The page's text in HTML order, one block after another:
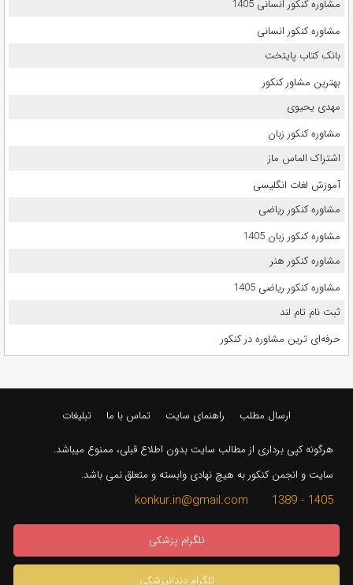
مشاوره کنکور انسانی 1405
مشاوره کنکور انسانی
بانک کتاب پایتخت
بهترین مشاور کنکور
مهدی یحیوی
مشاوره کنکور زبان
اشتراک الماس ماز
آموزش لغات انگلیسی
مشاوره کنکور ریاضی
مشاوره کنکور زبان 1405
مشاوره کنکور هنر
مشاوره کنکور ریاضی 1405
ثبت نام تام لند
حرفه‌ای ترین مشاوره در کنکور
ارسال مطلب راهنمای سایت تماس با ما تبلیغات
هرگونه کپی برداری از مطالب سایت بدون اطلاع قبلی، ممنوع میباشد.
سایت و انجمن کنکور به هیچ نهادی وابسته و متعلق نمی باشد.
1405 - 1389 konkur.in@gmail.com
تلگرام پزشکی
تلگرام دندانپزشکی